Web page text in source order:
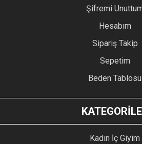
Şifremi
Hesabım
Sipariş Takip
Sepetim
Beden Tablosu
Kadın İç Giyim